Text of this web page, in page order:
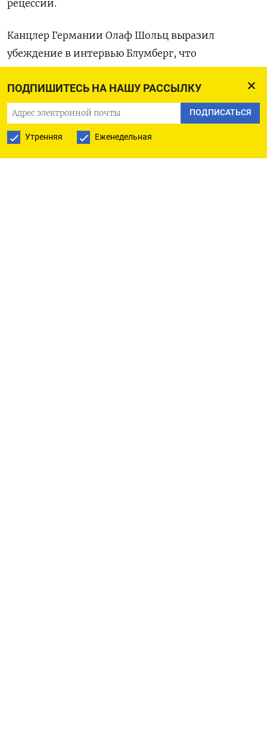
ПОДПИШИТЕСЬ НА НАШУ РАССЫЛКУ
ПОДПИСАТЬСЯ
Утренняя Еженедельная
рецессии.
Канцлер Германии Олаф Шольц выразил
убеждение в интервью Блумберг, что
избежать рецессии.
Акции Just Eat Takeaway.com NV - самой
большого европейского сервиса доставки еды -
подскочили на 11,57% после того, как компания